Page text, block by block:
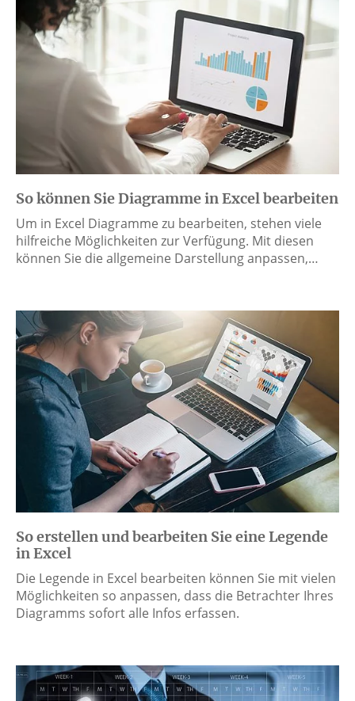
So können Sie Diagramme in Excel bearbeiten
Um in Excel Diagramme zu bearbeiten, stehen viele
hilfreiche Möglichkeiten zur Verfügung. Mit diesen
können Sie die allgemeine Darstellung anpassen,…
So erstellen und bearbeiten Sie eine Legende
in Excel
Die Legende in Excel bearbeiten können Sie mit vielen
Möglichkeiten so anpassen, dass die Betrachter Ihres
Diagramms sofort alle Infos erfassen.